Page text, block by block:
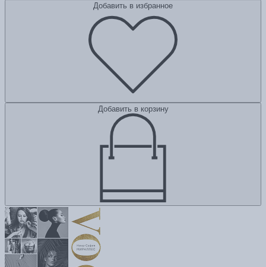
Добавить в избранное
Добавить в корзину